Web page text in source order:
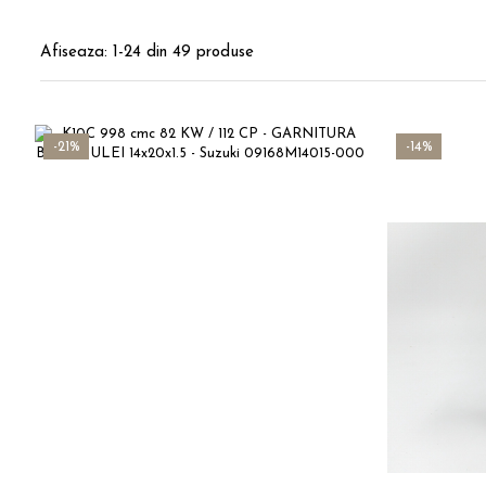
Afiseaza: 1-24 din 49 produse
-21% -14%